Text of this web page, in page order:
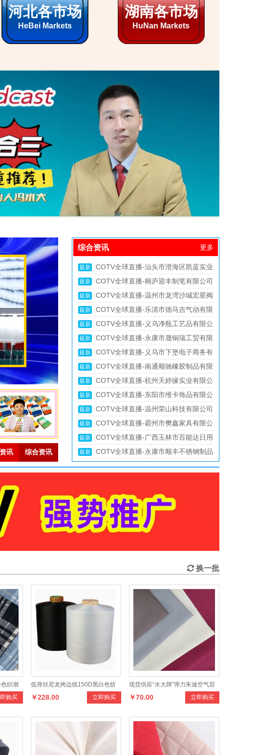
南通床品展
Nantong Bedding
宜兴紫砂壶
Yixing Clay Teapot
更多
综合资讯
最新
COTV全球直播-徐州孟扬电动车科技有
限公司专业生产：“力晶”箱体人力三轮车改装
电机专利产品及太阳能充电器、充电板等产
品；设计创新、款式多样，欢迎全球新老客
户前来洽谈采购！欢迎大家光临！
最新
COTV全球直播-杭州沐阳户外用品有限
公司专业生产：家庭露营帐篷、专业探险帐
篷、营地帐篷、酒店帐篷、儿童及宠物帐篷
等多功能户外帐篷系列产品；设计创新、匠
心制造、款式多样，源头工厂，欢迎大家光
临！
最新
COTV全球直播-临沂市兰山区超越清洁
用品厂专业生产：竹纤维抹布、百洁布+清洁
球、清洁海绵块、擦车巾、元宝巾+清洁球、
刷洗块、清洁抺布等清洁用品，欢迎大家光
临！
最新
COTV全球直播-揭阳市榕城区三个仔餐
具厂专业生产不锈钢饭叉、汤勺、咖啡勺，
酒店餐饮套具、不锈钢西餐套具、伴手礼等
餐具用品，设计时尚、制造精良、款式多
样，现货供应并承接国内外订单，欢迎大家
光临！
最新
COTV全球直播-台州回隆行塑化有限公
司专业生产：通用ABS、电镀ABS、阻燃
ABS、透明ABS、耐热ABS、合金ABS以及代
理透、改苯GPPS、HIPS系列等创新型塑料
颗粒产品，欢迎大家光临！
最新
COTV全球直播-开平市艾美洁卫浴有限
公司专业生产SUS304不锈钢水龙头、不锈钢
花洒、不锈钢浴缸水龙头花洒、厨房面盆龙
头、抽拉水龙头、过滤净水龙头以及洗脸盆
等系列洁具产品、源头工厂，欢迎大家光
临！
最新
COTV全球直播-迪先箱包（广州）有限
责任公司专业生产公文包、手袋、双肩背
包、收纳包、斜挎包、文件夹、汽车资料包
等各种款式箱包产品，欢迎大家光临！
最新
COTV全球直播-海盐精斌五金制品有限
公司专业生产：十字冲模、钻尾模、成形模
具、尖尾牙板、机械牙板等金属热处理与表
面氮化处理系列产品，设计创新、匠心制
造、款式多样，源头工厂，欢迎大家光临！
最新
COTV全球直播-上海雅露利生物科技有
限公司专业生产：足球爽脚粉、小孩爽身
粉、多肽蚕丝胶原植萃精华水、多肽蜂蜜胶
原系列眼霜等系列美容健康产品，源头工
厂，欢迎大家光临！
最新
COTV全球直播-陕西致钛行远科技有限
公司专业生产航空钛高端商务拉杆箱、钛文
创产品、钛茶具及钛户外用品等全系列钛民
用产品，其中拉杆箱釆用航空级高科技钛材
及钛铆钉及箱饰功能，欢迎大家光临！
最新
COTV全球直播-永康钛宇宙电子商务商
行专业经营生产：钛餐具钛杯、厨具、钛户
外用品等钛材系列产品，源头工厂，现货供
应，欢迎大家光临！
最新
COTV全球直播-鹿邑县欧曼资化妆用具
有限公司专业生产各种化妆刷、美妆刷，潮
流多款睫毛，成人牙刷、儿童牙刷等产品，
源头工厂，欢迎大家光临！
最新
COTV全球直播-栾城区恒艺家居饰品厂
专业生产：皮雕画、砂岩画、珍珠画、组合
画、法式中古风装饰画等工艺饰品，源头工
最新
COTV全球直播-义乌市安伟机械科技有
限公司、义乌市宏升五金机械商行专业生产
烫金轮、热转印膜及工艺饰品等产品，源头
工厂，欢迎大家光临！
换一批
树
脂
彩
色
纽扣黑白色圆形四眼大圆
边
钮
扣
大
衣
风
衣
毛
衣
外
套
扣
子立即购买 人
工
无
张
力全自动针梭两用纺织智
能
无
人
视
觉
电
脑
验
布
机
卷
布
机立即购买
￥518000.00